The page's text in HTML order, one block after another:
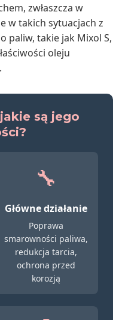
zwłaszcza w
w takich sytuacjach z
paliw, takie jak Mixol S,
oleju
są jego
🔧
Główne działanie
Poprawa
smarowności paliwa,
redukcja tarcia,
ochrona przed
korozją